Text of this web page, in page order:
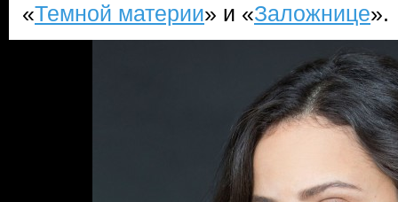
«Темной материи» и «Заложнице».